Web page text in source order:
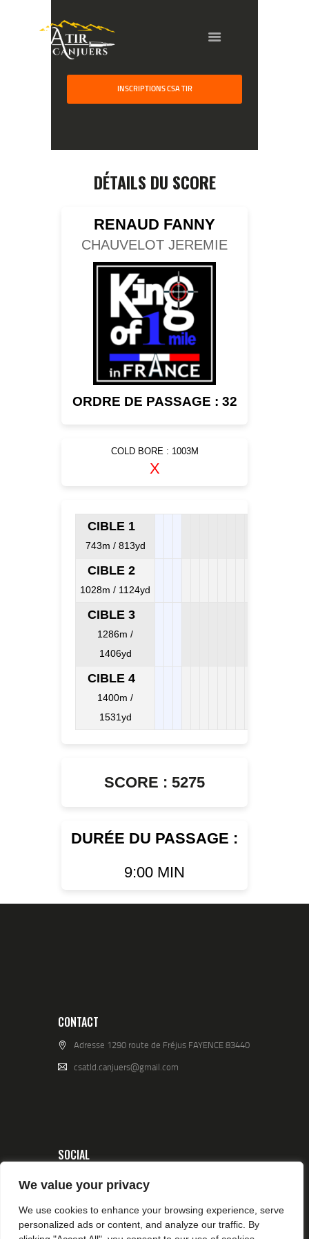
We value your privacy
We use cookies to enhance your browsing experience, serve
personalized ads or content, and analyze our traffic. By
INSCRIPTIONS CSA TIR
COMPETITION
RESULTS
TEAM CANJUERS
DÉTAILS DU SCORE
RENAUD FANNY
CHAUVELOT JEREMIE
ORDRE DE PASSAGE : 32
COLD BORE : 1003M
X
CIBLE 1
743m / 813yd
CIBLE 2
1028m / 1124yd
CIBLE 3
1286m /
1406yd
CIBLE 4
1400m /
1531yd
SCORE : 5275
DURÉE DU PASSAGE :
9:00 MIN
CONTACT
Adresse 1290 route de Fréjus FAYENCE 83440
csatld.canjuers@gmail.com
SOCIAL